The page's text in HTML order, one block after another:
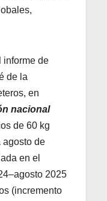
informe de
de la
en
nacional
de 60 kg
agosto de
en el
2025
(incremento